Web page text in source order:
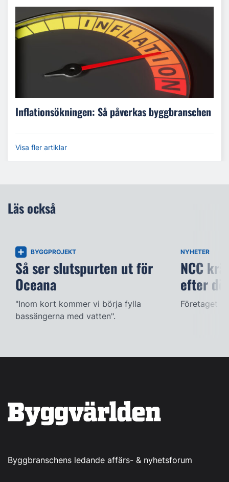
Inflationsökningen: Så påverkas byggbranschen
Visa fler artiklar
Läs också
BYGGPROJEKT
Så ser slutspurten ut för
Oceana
"Inom kort kommer vi börja fylla
bassängerna med vatten".
NYHETER
NCC
efter
Företaget
Byggbranschens ledande affärs- & nyhetsforum